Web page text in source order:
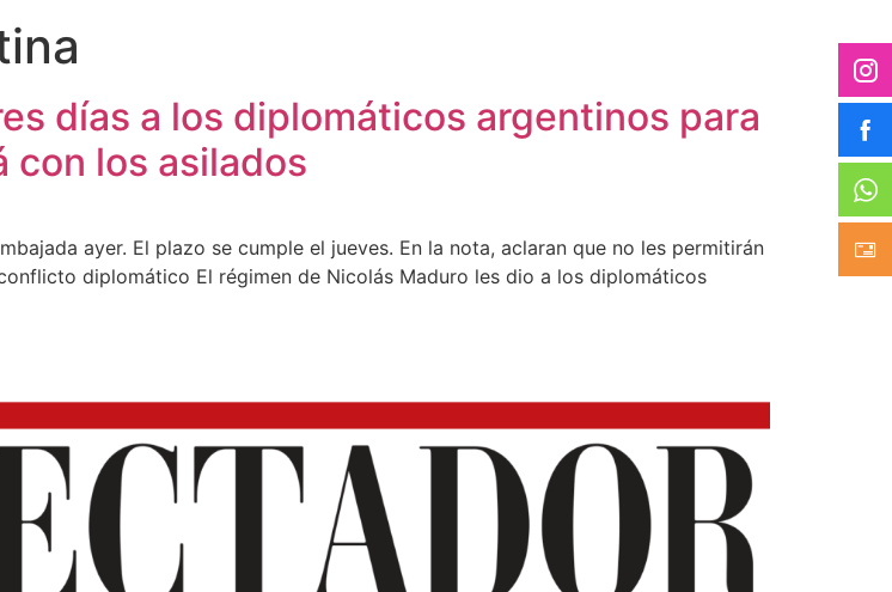
días a los diplomáticos argentinos para
con los asilados
ayer. El plazo se cumple el jueves. En la nota, aclaran que no les permitirán
diplomático El régimen de Nicolás Maduro les dio a los diplomáticos